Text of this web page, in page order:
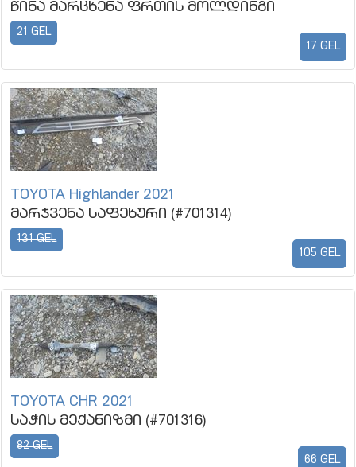
წინა მარცხენა ფრთის მოლდინგი
21 GEL
17 GEL
TOYOTA Highlander 2021
მარჯვენა საფეხური (#701314)
131 GEL
105 GEL
TOYOTA CHR 2021
საჭის მექანიზმი (#701316)
82 GEL
66 GEL